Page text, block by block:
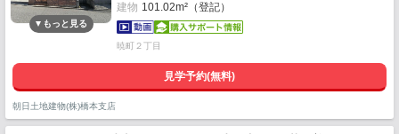
建物 101.02m²（登記）
暁町２丁目
見学予約(無料)
朝日土地建物(株)橋本支店